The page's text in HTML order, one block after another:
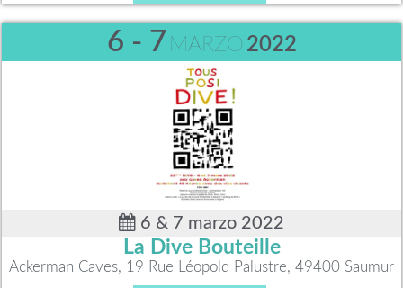
6 - 7 MARZO 2022
6 & 7 marzo 2022
La Dive Bouteille
Ackerman Caves, 19 Rue Léopold Palustre, 49400 Saumur